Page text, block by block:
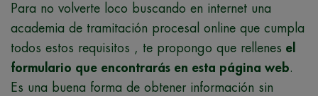
Para no volverte loco buscando en internet una
academia de tramitación procesal online que cumpla
todos estos requisitos , te propongo que rellenes el
formulario que encontrarás en esta página web
Es una buena forma de obtener información sin